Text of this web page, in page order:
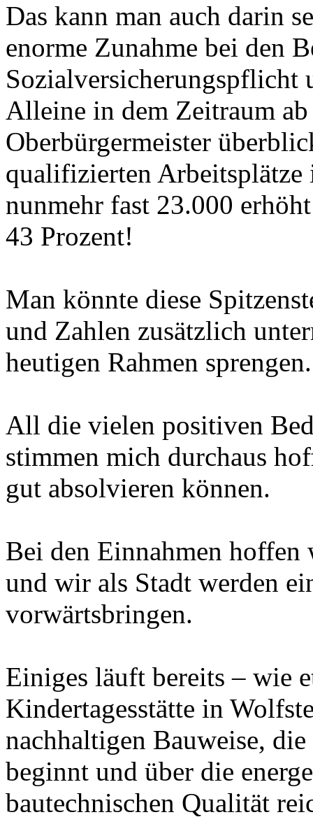
Das kann man auch darin
enorme Zunahme bei den
Sozialversicherungspflicht
Alleine in dem Zeitraum
Oberbürgermeister
qualifizierten
nunmehr fast 23.000
43 Prozent!
Man könnte diese
und Zahlen zusätzlich
heutigen Rahmen sprengen.
All die vielen positiven
stimmen mich durchaus
gut absolvieren können.
Bei den Einnahmen hoffen
und wir als Stadt werden
vorwärtsbringen.
Einiges läuft bereits – wie
Kindertagesstätte in
nachhaltigen Bauweise,
beginnt und über die
bautechnischen Qualität